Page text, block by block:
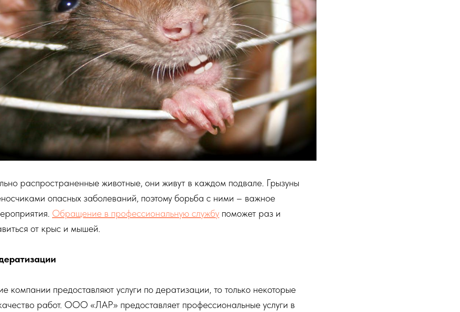
распространенные животные, они живут в каждом подвале. Грызуны
опасных заболеваний, поэтому борьба с ними – важное
Обращение в профессиональную службу поможет раз и
от крыс и мышей.
компании предоставляют услуги по дератизации, то только некоторые
работ. ООО «ЛАР» предоставляет профессиональные услуги в